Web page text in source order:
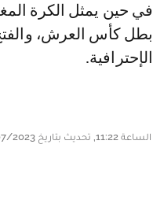
في حين يمثل الكرة
بطل كأس العرش،
الإحترافية.